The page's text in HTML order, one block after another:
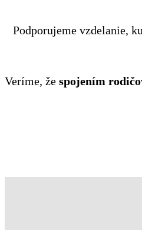
Podporujeme vzdelanie,
Veríme, že spojením